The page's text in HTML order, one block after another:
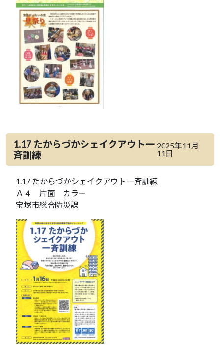
1.17 たからづかシェイクアウト一
斉訓練
2025年11月
11日
1.17 たからづかシェイクアウト一斉訓練
Ａ４ 片面 カラー
宝塚市総合防災課